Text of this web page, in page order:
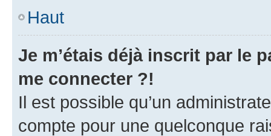
Haut
Je m’étais déjà inscrit par le
me connecter ?!
Il est possible qu’un
compte pour une quelconque